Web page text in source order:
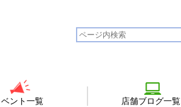
ント一覧 店舗ブログ一覧